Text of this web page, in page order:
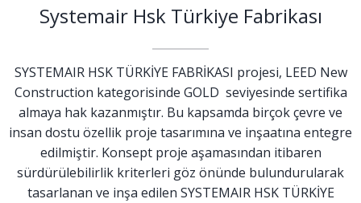
Systemair Hsk Türkiye Fabrikası
SYSTEMAIR HSK TÜRKİYE FABRİKASI projesi, LEED New
Construction kategorisinde GOLD seviyesinde sertifika
almaya hak kazanmıştır. Bu kapsamda birçok çevre ve
insan dostu özellik proje tasarımına ve inşaatına entegre
edilmiştir. Konsept proje aşamasından itibaren
sürdürülebilirlik kriterleri göz önünde bulundurularak
tasarlanan ve inşa edilen SYSTEMAIR HSK TÜRKİYE